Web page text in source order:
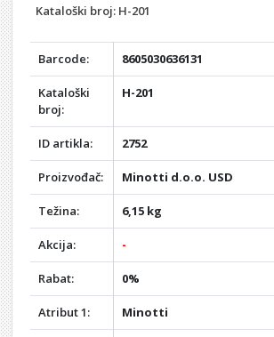
Kataloški broj: H-201
Barcode: 8605030636131
Kataloški
broj:
H-201
ID artikla: 2752
Proizvođač: Minotti d.o.o. USD
Težina: 6,15 kg
Akcija: -
Rabat: 0%
Atribut 1: Minotti